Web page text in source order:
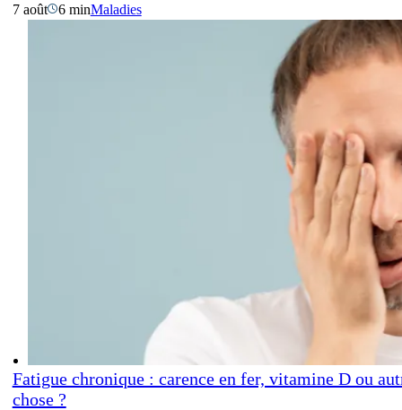
7 août 6 minMaladies
Fatigue chronique : carence en fer, vitamine D ou
chose ?